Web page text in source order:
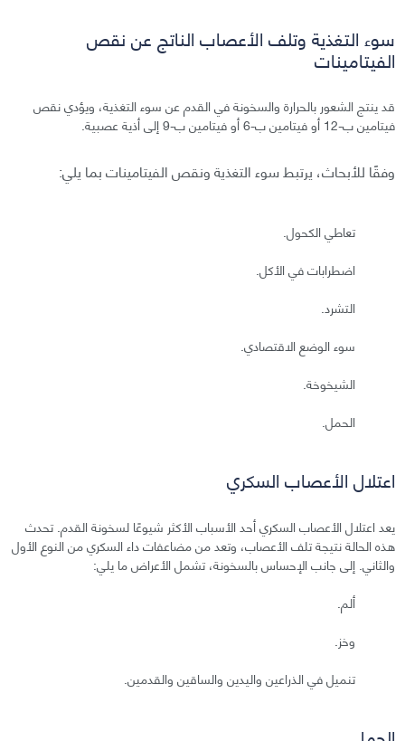
سوء التغذية وتلف الأعصاب الناتج عن نقص
الفيتامينات
قد ينتج الشعور بالحرارة والسخونة في القدم عن سوء التغذية، ويؤدي نقص
فيتامين ب-12 أو فيتامين ب-6 أو فيتامين ب-9 إلى أذية عصبية.
وفقًا للأبحاث، يرتبط سوء التغذية ونقص الفيتامينات بما يلي:
تعاطي الكحول.
اضطرابات في الأكل.
التشرد.
سوء الوضع الاقتصادي.
الشيخوخة.
الحمل.
اعتلال الأعصاب السكري
يعد اعتلال الأعصاب السكري أحد الأسباب الأكثر شيوعًا لسخونة القدم. تحدث
هذه الحالة نتيجة تلف الأعصاب، وتعد من مضاعفات داء السكري من النوع الأول
والثاني. إلى جانب الإحساس بالسخونة، تشمل الأعراض ما يلي:
ألم.
وخز.
تنميل في الذراعين واليدين والساقين والقدمين.